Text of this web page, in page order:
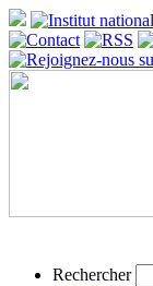
Rechercher